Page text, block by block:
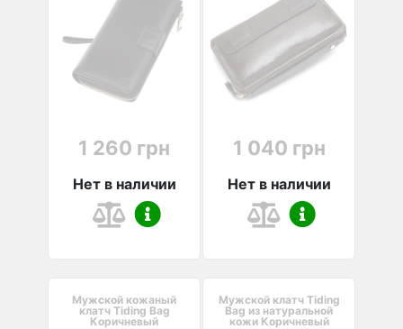
1 260 грн
Нет в наличии
1 040 грн
Нет в наличии
Мужской кожаный
клатч Tiding Bag
Коричневый
Мужской клатч Tiding
Bag из натуральной
кожи Коричневый